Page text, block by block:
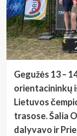
Gegužės 13 –
orientacininkų
Lietuvos
trasose. Šalia
dalyvavo ir